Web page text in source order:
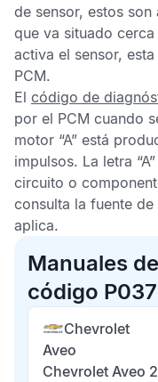
de sensor, estos
que va situado
activa el sensor,
PCM.
El código de
por el PCM cuando
motor “A” está
impulsos. La letra
circuito o
consulta la fuente
aplica.
Manuales
código
Chevrolet
Aveo
Chevrolet Aveo